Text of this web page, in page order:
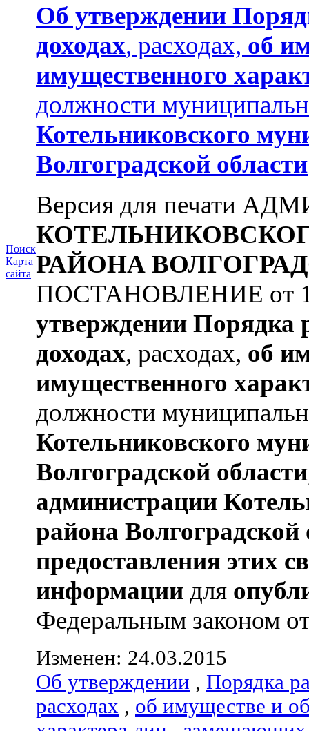
Поиск
Карта
сайта
Об утверждении
доходах, расходах, об
имущественного
должности
Котельниковского
Волгоградской области
Версия для печати
РАЙОНА
ПОСТАНОВЛЕНИЕ от
утверждении Порядка
доходах, расходах, об
имущественного
должности
Котельниковского
Волгоградской области
администрации
района Волгоградской
предоставления этих
информации для
Федеральным законом
Изменен: 24.03.2015
Об утверждении , Порядка
расходах , об имуществе и